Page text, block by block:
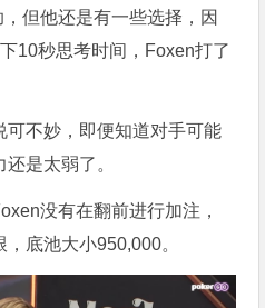
但他还是有一些选择，因
10秒思考时间，Foxen打了
可不妙，即便知道对手可能
是太弱了。
没有在翻前进行加注，
底池大小950,000。